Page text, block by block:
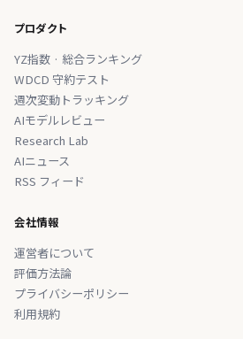
プロダクト
YZ指数 · 総合ランキング
WDCD 守約テスト
週次変動トラッキング
AIモデルレビュー
Research Lab
AIニュース
RSS フィード
会社情報
運営者について
評価方法論
プライバシーポリシー
利用規約